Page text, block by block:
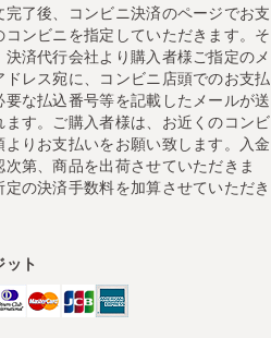
完了後、コンビニ決済のページでお支
コンビニを指定していただきます。そ
決済代行会社より購入者様ご指定のメ
ドレス宛に、コンビニ店頭でのお支払
要な払込番号等を記載したメールが送
ます。ご購入者様は、お近くのコンビ
よりお支払いをお願い致します。入金
次第、商品を出荷させていただきま
定の決済手数料を加算させていただき
ット